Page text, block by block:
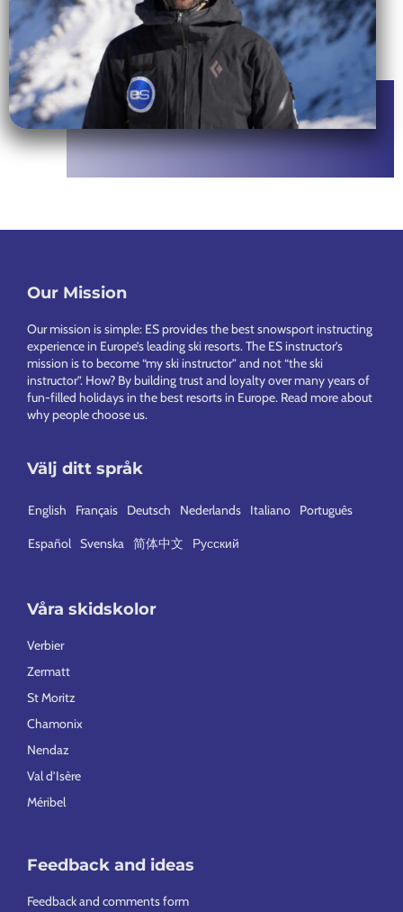
Footer
Our Mission
Our mission is simple: ES provides the best snowsport instructing
experience in Europe’s leading ski resorts. The ES instructor’s
mission is to become “my ski instructor” and not “the ski
instructor”. How? By building trust and loyalty over many years of
fun-filled holidays in the best resorts in Europe. Read more about
why people choose us.
Välj ditt språk
English Français Deutsch Nederlands Italiano Português
Español Svenska 简体中文 Русский
Våra skidskolor
Verbier
Zermatt
St Moritz
Chamonix
Nendaz
Val d’Isère
Méribel
Feedback and ideas
Feedback and comments form